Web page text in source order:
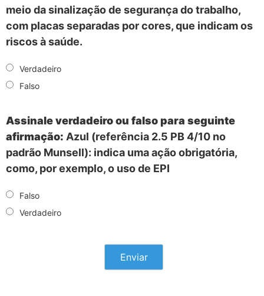
meio da sinalização de segurança do trabalho,
com placas separadas por cores, que indicam os
riscos à saúde.
Verdadeiro
Falso
Assinale verdadeiro ou falso para seguinte
afirmação: Azul (referência 2.5 PB 4/10 no
padrão Munsell): indica uma ação obrigatória,
como, por exemplo, o uso de EPI
Falso
Verdadeiro